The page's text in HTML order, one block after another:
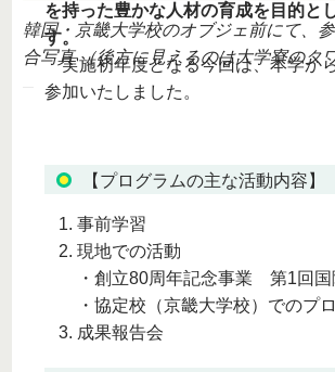
韓国・京畿大学校のオブジェ前にて、
合写真 （後方に見えるのは大学寮のタ
を持った豊かな人材の育成を目的と
す。
実施初年度となる今回は、本学か
参加いたしました。
【プログラムの主な活動内容】
事前学習
現地での活動
・創立80周年記念事業 第1回国
・協定校（京畿大学校）でのプ
成果報告会